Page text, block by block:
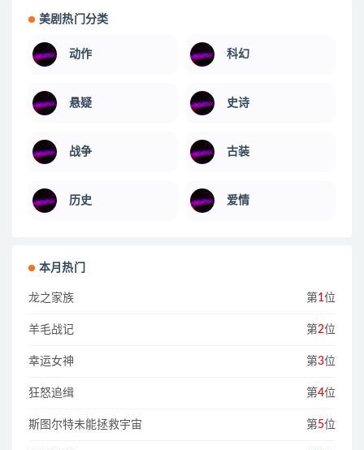
美剧热门分类
动作 科幻
悬疑 史诗
战争 古装
历史 爱情
本月热门
龙之家族 第1位
羊毛战记 第2位
幸运女神 第3位
狂怒追缉 第4位
斯图尔特未能拯救宇宙 第5位